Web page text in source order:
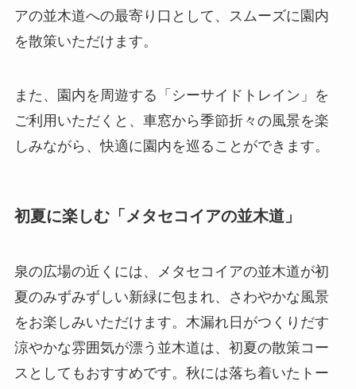
アの並木道への最寄り口として、スムーズに園内
を散策いただけます。
また、園内を周遊する「シーサイドトレイン」を
ご利用いただくと、車窓から季節折々の風景を楽
しみながら、快適に園内を巡ることができます。
初夏に楽しむ「メタセコイアの並木道」
泉の広場の近くには、メタセコイアの並木道が初
夏のみずみずしい新緑に包まれ、さわやかな風景
をお楽しみいただけます。木漏れ日がつくりだす
涼やかな雰囲気が漂う並木道は、初夏の散策コー
スとしてもおすすめです。秋には落ち着いたトー